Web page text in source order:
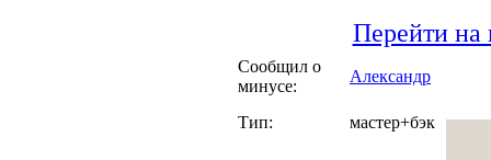
Перейти на
Сообщил о
минусе:
Александр
Тип: мастер+бэк